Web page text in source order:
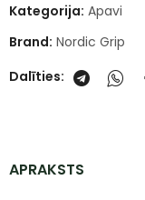
Kategorija: Apavi
Brand: Nordic Grip
Dalīties:
APRAKSTS